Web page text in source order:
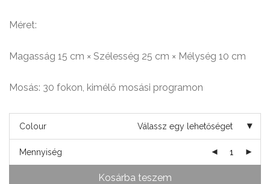
Méret:
Magasság 15 cm × Szélesség 25 cm × Mélység 10 cm
Mosás: 30 fokon, kimélő mosási programon
Colour Válassz egy lehetőséget
Mennyiség
Kosárba teszem